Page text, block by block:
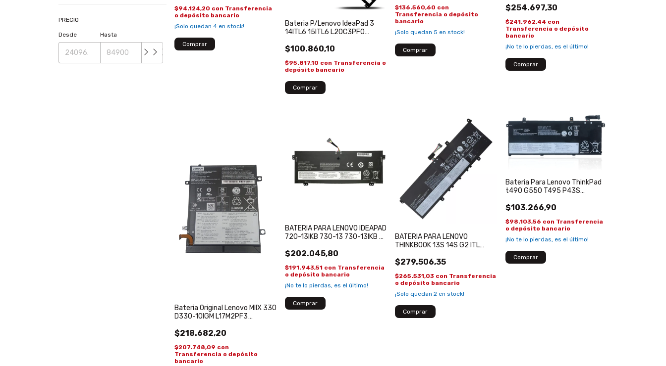
PRECIO
Desde Hasta
$94.124,20 con Transferencia
o depósito bancario
¡Solo quedan4 en stock!
Bateria P/Lenovo IdeaPad 3
14ITL6 15ITL6 L20C3PF0
V15, V17, G2
$100.860,10
$95.817,10 con Transferencia o
depósito bancario
$136.560,60 con
Transferencia o depósito
bancario
¡Solo quedan 5 en stock!
$254.697,30
$241.962,44 con
Transferencia o depósito
bancario
¡No te lo pierdas, es el último!
Bateria Original Lenovo MIIX 330
D330-10IGM L17M2PF3
$218.682,20
$207.748,09 con
Transferencia o depósito
bancario
BATERIA PARA LENOVO IDEAPAD
720-13IKB 730-13 730-13IKB
L16M4PB1
$202.045,80
$191.943,51 con Transferencia
o depósito bancario
¡No te lo pierdas, es el último!
BATERIA PARA LENOVO
THINKBOOK 13S 14S G2 ITL
$279.506,35
$265.531,03 con Transferencia
o depósito bancario
¡Solo quedan2 en stock!
Bateria Para Lenovo ThinkPad
t490 G550 T495 P43S
SB10K97646
$103.266,90
$98.103,56 con Transferencia
o depósito bancario
¡No te lo pierdas, es el último!